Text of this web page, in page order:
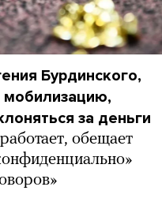
Бурдинского,
мобилизацию,
за деньги
обещает